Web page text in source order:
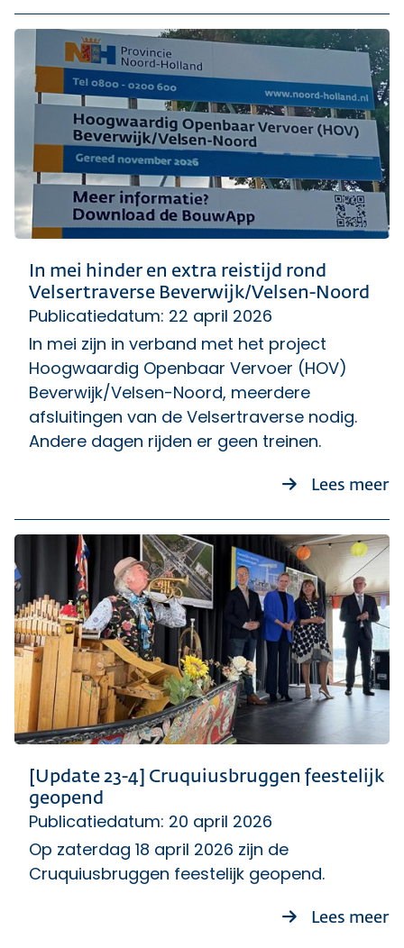
In mei hinder en extra reistijd rond
Velsertraverse Beverwijk/Velsen-Noord
Publicatiedatum: 22 april 2026
In mei zijn in verband met het project
Hoogwaardig Openbaar Vervoer (HOV)
Beverwijk/Velsen-Noord, meerdere
afsluitingen van de Velsertraverse nodig.
Andere dagen rijden er geen treinen.
Lees meer
[Update 23-4] Cruquiusbruggen feestelijk
geopend
Publicatiedatum: 20 april 2026
Op zaterdag 18 april 2026 zijn de
Cruquiusbruggen feestelijk geopend.
Lees meer